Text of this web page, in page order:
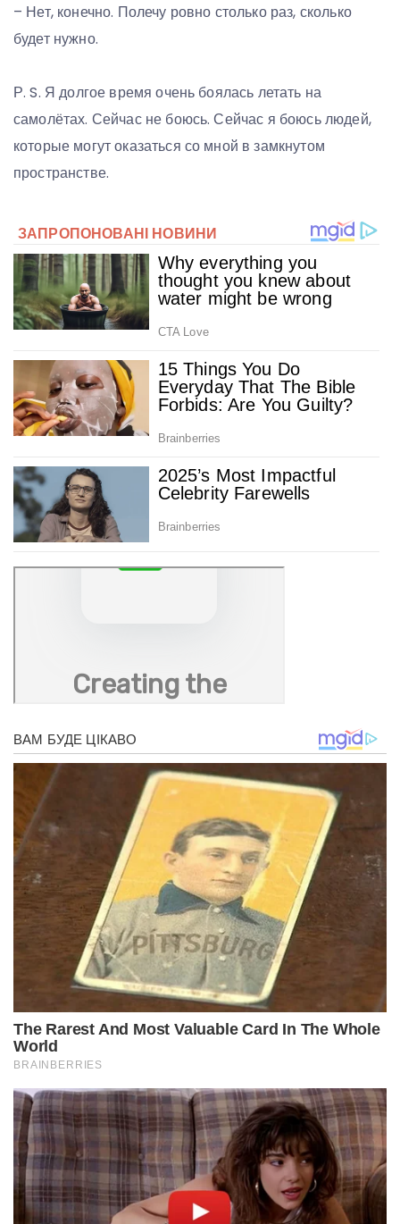
– Нет, конечно. Полечу ровно столько раз, сколько
будет нужно.
Р. S. Я долгое время очень боялась летать на
самолётах. Сейчас не боюсь. Сейчас я боюсь людей,
которые могут оказаться со мной в замкнутом
пространстве.